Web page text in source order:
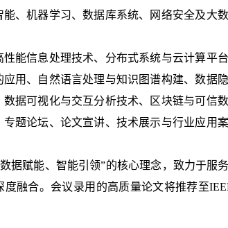
、机器学习、数据库系统、网络安全及大
能信息处理技术、分布式系统与云计算平
用、自然语言处理与知识图谱构建、数据
据可视化与交互分析技术、区块链与可信
专题论坛、论文宣讲、技术展示与行业应用
据赋能、智能引领”的核心理念，致力于
融合。会议录用的高质量论文将推荐至